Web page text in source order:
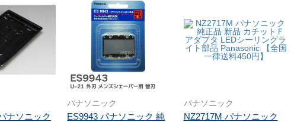
ナソニック
パナソニック
ES9943 パナソニック 純
パナソニック
NZ2717M パナソニック